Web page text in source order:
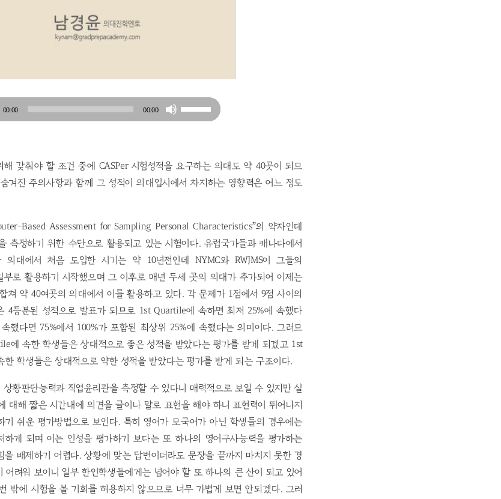
00:00 00:00
Up/Down
to
increase
volume.
해 갖춰야 할 조건 중에 CASPer 시험성적을 요구하는 의대도 약 40곳이 되므
겨진 주의사항과 함께 그 성적이 의대입시에서 차지하는 영향력은 어느 정도
Based Assessment for Sampling Personal Characteristics”의 약자인데
측정하기 위한 수단으로 활용되고 있는 시험이다. 유럽국가들과 캐나다에서
의대에서 처음 도입한 시기는 약 10년전인데 NYMC와 RWJMS이 그들의
로 활용하기 시작했으며 그 이후로 매년 두세 곳의 의대가 추가되어 이제는
쳐 약 40여곳의 의대에서 이를 활용하고 있다. 각 문제가 1점에서 9점 사이의
4등분된 성적으로 발표가 되므로 1st Quartile에 속하면 최저 25%에 속했다
했다면 75%에서 100%가 포함된 최상위 25%에 속했다는 의미이다. 그러므
에 속한 학생들은 상대적으로 좋은 성적을 받았다는 평가를 받게 되겠고 1st
학생들은 상대적으로 약한 성적을 받았다는 평가를 받게 되는 구조이다.
황판단능력과 직업윤리관을 측정할 수 있다니 매력적으로 보일 수 있지만 실
대해 짧은 시간내에 의견을 글이나 말로 표현을 해야 하니 표현력이 뛰어나지
기 쉬운 평가방법으로 보인다. 특히 영어가 모국어가 아닌 학생들의 경우에는
하게 되며 이는 인성을 평가하기 보다는 또 하나의 영어구사능력을 평가하는
배제하기 어렵다. 상황에 맞는 답변이더라도 문장을 끝까지 마치지 못한 경
어려워 보이니 일부 한인학생들에게는 넘어야 할 또 하나의 큰 산이 되고 있어
밖에 시험을 볼 기회를 허용하지 않으므로 너무 가볍게 보면 안되겠다. 그러